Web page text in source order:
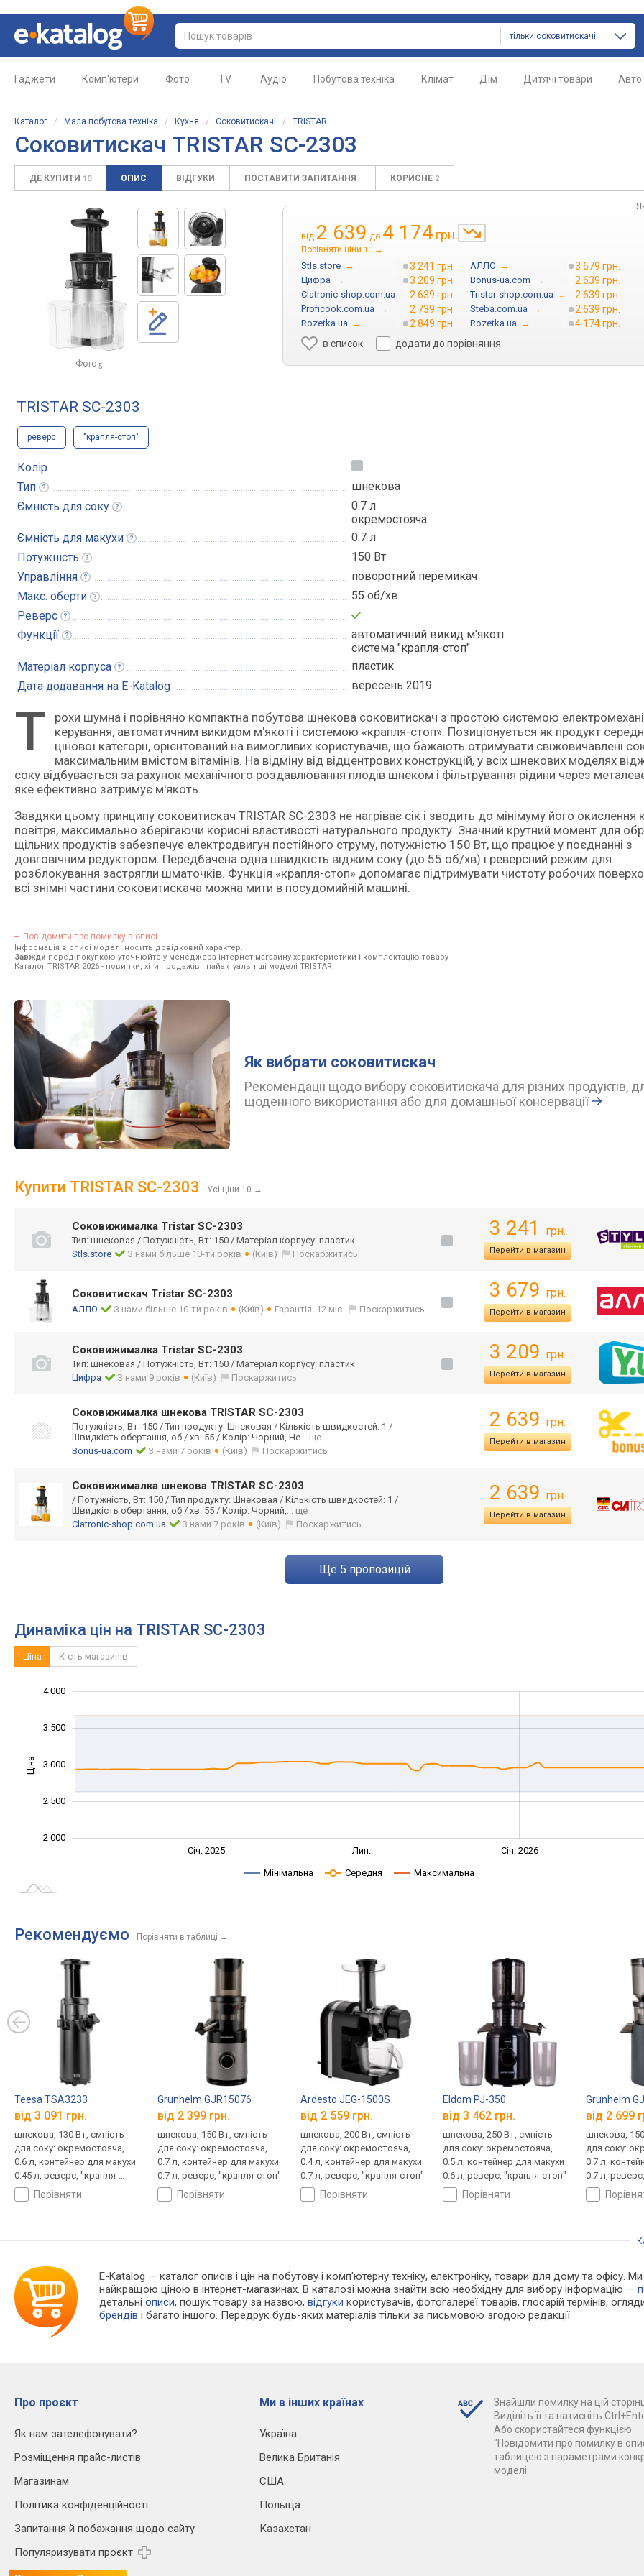
тільки соковитискачі
Гаджети Комп'ютери Фото TV Аудіо Побутова техніка Клімат Дім Дитячі товари Авто
Каталог / Мала побутова техніка / Кухня / Соковитискачі / TRISTAR
Соковитискач TRISTAR SC-2303
ДЕ КУПИТИ 10 ОПИС ВІДГУКИ ПОСТАВИТИ ЗАПИТАННЯ КОРИСНЕ 2
Фото 5
від 2 639 до 4 174грн.
Порівняти ціни 10 →
Stls.store → 3 241 грн. АЛЛО → 3 679 грн.
Цифра → 3 209 грн. Bonus-ua.com → 2 639 грн.
Clatronic-shop.com.ua 2 639 грн. Tristar-shop.com.ua → 2 639 грн.
Proficook.com.ua → 2 739 грн. Steba.com.ua → 2 639 грн.
Rozetka.ua → 2 849 грн. Rozetka.ua →
4 174 грн.
в список
додати до порівняння
TRISTAR SC-2303
реверс "крапля-стоп"
Колір
Тип
шнекова
Ємність для соку
0.7 л
окремостояча
Ємність для макухи
0.7 л
Потужність
150 Вт
Управління
поворотний перемикач
Макс. оберти
55 об/хв
Реверс
Функції
автоматичний викид м'якоті
система "крапля-стоп"
Матеріал корпуса
пластик
Дата додавання на E-Katalog
вересень 2019
Т
рохи шумна і порівняно компактна побутова шнекова соковитискач з простою системою електромеханічного
керування, автоматичним викидом м'якоті і системою «крапля-стоп». Позиціонується як продукт
цінової категорії, орієнтований на вимогливих користувачів, що бажають отримувати свіжовичавлені
максимальним вмістом вітамінів. На відміну від відцентрових конструкцій, у всіх шнекових моделях
соку відбувається за рахунок механічного роздавлювання плодів шнеком і фільтрування рідини через
яке ефективно затримує м'якоть.
Завдяки цьому принципу соковитискач TRISTAR SC-2303 не нагріває сік і зводить до мінімуму його окислення
повітря, максимально зберігаючи корисні властивості натурального продукту. Значний крутний момент для
щільних продуктів забезпечує електродвигун постійного струму, потужністю 150 Вт, що працює у поєднанні з
довговічним редуктором. Передбачена одна швидкість віджим соку (до 55 об/хв) і реверсний режим для
розблокування застрягли шматочків. Функція «крапля-стоп» допомагає підтримувати чистоту робочих
всі знімні частини соковитискача можна мити в посудомийній машині.
Повідомити про помилку в описі
Інформація в описі моделі носить довідковий характер.
Завжди перед покупкою уточнюйте у менеджера інтернет-магазину характеристики і комплектацію товару
Каталог TRISTAR 2026 - новинки, хіти продажів і найактуальніші моделі TRISTAR.
Як вибрати соковитискач
Рекомендації щодо вибору соковитискача для різних продуктів,
щоденного використання або для домашньої консервації
Купити TRISTAR SC-2303 Усі ціни 10 →
Соковижималка Tristar SC-2303
Тип: шнековая / Потужність, Вт: 150 / Матеріал корпусу: пластик
Stls.store
З нами більше 10-ти років (Київ) Поскаржитись
3 241 грн.
Перейти в магазин
Соковитискач Tristar SC-2303
АЛЛО З нами більше 10-ти років (Київ) Гарантія: 12 міс. Поскаржитись
3 679 грн.
Перейти в магазин
Соковижималка Tristar SC-2303
Тип: шнековая / Потужність, Вт: 150 / Матеріал корпусу: пластик
Цифра
З нами 9 років (Київ) Поскаржитись
3 209 грн.
Перейти в магазин
Соковижималка шнекова TRISTAR SC-2303
Потужність, Вт: 150 / Тип продукту: Шнековая / Кількість швидкостей: 1 /
Швидкість обертання, об / хв: 55 / Колір: Чорний, Не... ще
Bonus-ua.com
З нами 7 років (Київ) Поскаржитись
2 639 грн.
Перейти в магазин
Соковижималка шнекова TRISTAR SC-2303
/ Потужність, Вт: 150 / Тип продукту: Шнековая / Кількість швидкостей: 1 /
Швидкість обертання, об / хв: 55 / Колір: Чорний,... ще
Clatronic-shop.com.ua
З нами 7 років (Київ) Поскаржитись
2 639 грн.
Перейти в магазин
ще 5 пропозицій
Динаміка цін на TRISTAR SC-2303
Ціна К-сть магазинів
Ціна 2 000
2 000
2 500
3 000
3 500
4 000
Січ. 2025 Лип. Січ. 2026
Мінімальна Середня Максимальна
Рекомендуємо Порівняти в таблиці →
Teesa TSA3233
від 3 091 грн.
шнекова, 130 Вт, ємність
для соку: окремостояча,
0.6 л, контейнер для макухи
0.45 л, реверс, "крапля-
стоп" порівняти
Grunhelm GJR15076
від 2 399 грн.
шнекова, 150 Вт, ємність
для соку: окремостояча,
0.7 л, контейнер для макухи
0.7 л, реверс, "крапля-стоп"
порівняти
Ardesto JEG-1500S
від 2 559 грн.
шнекова, 200 Вт, ємність
для соку: окремостояча,
0.4 л, контейнер для макухи
0.7 л, реверс, "крапля-стоп"
порівняти
Eldom PJ-350
від 3 462 грн.
шнекова, 250 Вт, ємність
для соку: окремостояча,
0.5 л, контейнер для макухи
0.6 л, реверс, "крапля-стоп"
порівняти
Grunhelm
від 2 699
шнекова,
для соку:
0.7 л,
0.7 л,
E-Katalog — каталог описів і цін на побутову і комп'ютерну техніку, електроніку, товари для дому та офісу.
найкращою ціною в інтернет-магазинах. В каталозі можна знайти всю необхідну для вибору інформацію —
детальніописи, пошук товару за назвою,відгуки користувачів, фотогалереї товарів, глосарій термінів,
брендів і багато іншого. Передрук будь-яких матеріалів тільки за письмовою згодою редакції.
Про проєкт
Як нам зателефонувати?
Розміщення прайс-листів
Магазинам
Політика конфіденційності
Запитання й побажання щодо сайту
Популяризувати проєкт
Ми в інших країнах
Україна
Велика Британія
США
Польща
Казахстан
Знайшли помилку на цій
Виділіть її та натисніть
Або скористайтеся функцією
"Повідомити про помилку в
таблицею з параметрами
моделі.